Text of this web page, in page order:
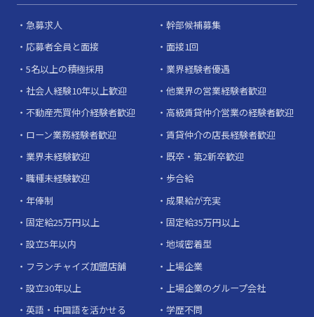
急募求人
幹部候補募集
応募者全員と面接
面接1回
5名以上の積極採用
業界経験者優遇
社会人経験10年以上歓迎
他業界の営業経験者歓迎
不動産売買仲介経験者歓迎
高級賃貸仲介営業の経験者歓迎
ローン業務経験者歓迎
賃貸仲介の店長経験者歓迎
業界未経験歓迎
既卒・第2新卒歓迎
職種未経験歓迎
歩合給
年俸制
成果給が充実
固定給25万円以上
固定給35万円以上
設立5年以内
地域密着型
フランチャイズ加盟店舗
上場企業
設立30年以上
上場企業のグループ会社
英語・中国語を活かせる
学歴不問